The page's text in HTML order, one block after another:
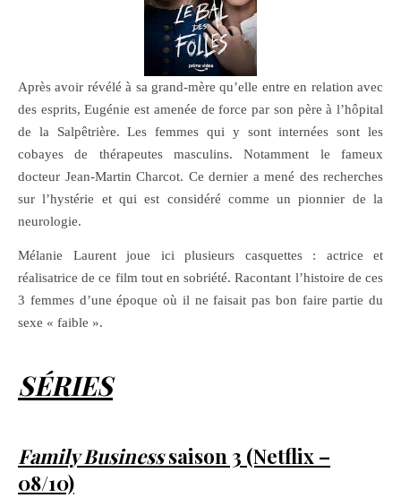
Après avoir révélé à sa grand-mère qu’elle entre en relation avec
des esprits, Eugénie est amenée de force par son père à l’hôpital
de la Salpêtrière. Les femmes qui y sont internées sont les
cobayes de thérapeutes masculins. Notamment le fameux
docteur Jean-Martin Charcot. Ce dernier a mené des recherches
sur l’hystérie et qui est considéré comme un pionnier de la
neurologie.
Mélanie Laurent joue ici plusieurs casquettes : actrice et
réalisatrice de ce film tout en sobriété. Racontant l’histoire de ces
3 femmes d’une époque où il ne faisait pas bon faire partie du
sexe « faible ».
SÉRIES
Family Businesssaison 3 (Netflix –
08/10)